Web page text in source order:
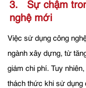
3. Sự chậm
nghệ mới
Việc sử dụng công
ngành xây dựng, từ
giảm chi phí. Tuy
thách thức khi sử dụng